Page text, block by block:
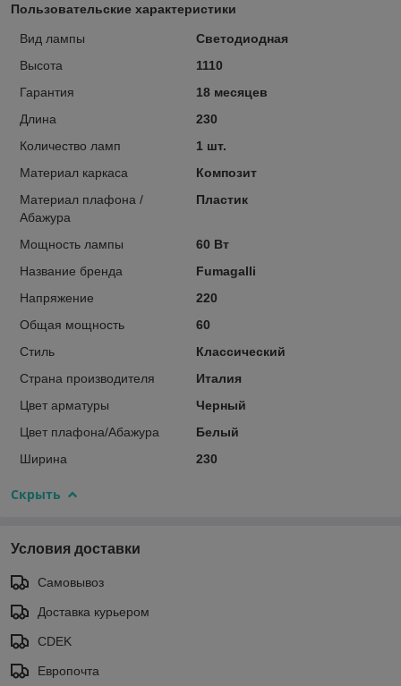
Пользовательские характеристики
Вид лампы
Светодиодная
Высота
1110
Гарантия
18 месяцев
Длина
230
Количество ламп
1 шт.
Материал каркаса
Композит
Материал плафона /
Абажура
Пластик
Мощность лампы
60 Вт
Название бренда
Fumagalli
Напряжение
220
Общая мощность
60
Стиль
Классический
Страна производителя
Италия
Цвет арматуры
Черный
Цвет плафона/Абажура
Белый
Ширина
230
Скрыть
Условия доставки
Самовывоз
Доставка курьером
CDEK
Европочта